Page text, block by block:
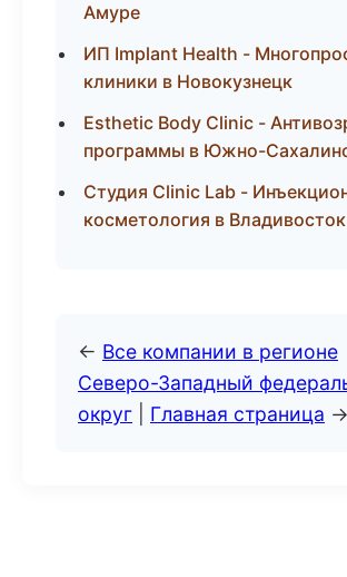
Амуре
ИП Implant Health -
клиники в Новокузнецк
Esthetic Body Clinic -
программы в Южно-
Студия Clinic Lab -
косметология в Владивосток
← Все компании в регионе
Северо-Западный
округ
Главная страница →